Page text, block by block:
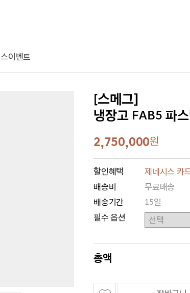
이벤트
[스메그]
냉장고 FAB5 파
2,750,000원
할인혜택
제네시스 카
배송비
무료배송
배송기간
15일
필수 옵션
총액